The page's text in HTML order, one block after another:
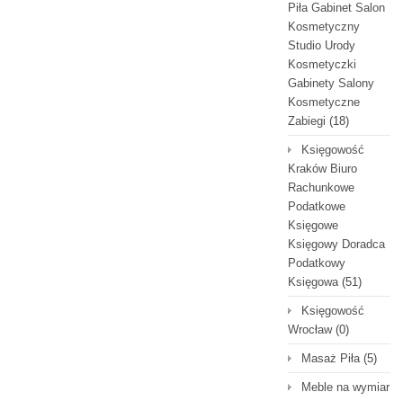
Piła Gabinet Salon
Kosmetyczny
Studio Urody
Kosmetyczki
Gabinety Salony
Kosmetyczne
Zabiegi (18)
Księgowość
Kraków Biuro
Rachunkowe
Podatkowe
Księgowe
Księgowy Doradca
Podatkowy
Księgowa(51)
Księgowość
Wrocław(0)
Masaż Piła(5)
Meble na wymiar